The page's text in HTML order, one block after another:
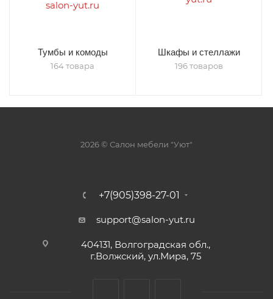
Тумбы и комоды
164 товара
Шкафы и стеллажи
196 товаров
2026 © Салон мебели "Уют"
+7(905)398-27-01
support@salon-yut.ru
404131, Волгоградская обл.,
г.Волжский, ул.Мира, 75